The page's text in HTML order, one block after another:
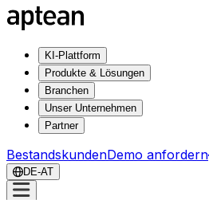
KI-Plattform
Produkte & Lösungen
Branchen
Unser Unternehmen
Partner
BestandskundenDemo anfordern
DE-AT